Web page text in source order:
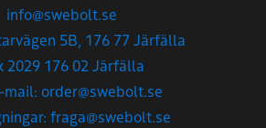
info@swebolt.se
5B, 176 77 Järfälla
2029 176 02 Järfälla
mail: order@swebolt.se
fraga@swebolt.se